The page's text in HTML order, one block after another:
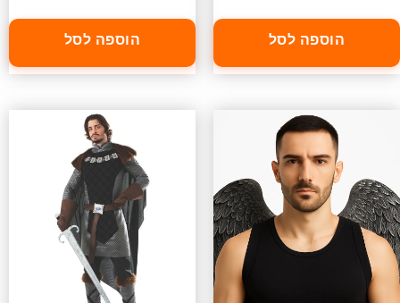
הוספה לסל הוספה לסל